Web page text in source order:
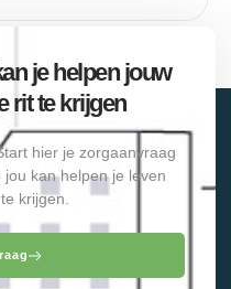
je helpen jouw
rit te krijgen
hier je zorgaanvraag
kan helpen je leven
krijgen.